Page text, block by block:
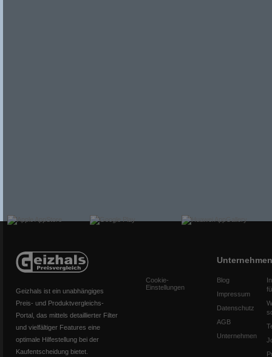
Geizhals ist ein unabhängiges
Preis- und Produktvergleichs-
Portal, das mittels detaillierter Filter
und vielfältiger Features eine
optimale Hilfestellung bei der
Kaufentscheidung bietet.
Cookie-
Einstellungen
Unternehmen
Blog
Impressum
Datenschutz
AGB
Unternehmen